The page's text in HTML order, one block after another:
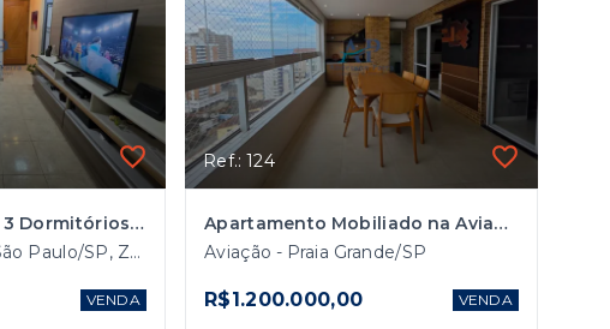
Apartamento com 3 Dormitórios na Vila Monumento em São Paulo.
Vila Monumento - São Paulo/SP, Zona Sul
VENDA
Ref.: 124
Apartamento Mobiliado na Aviação em Praia Grande com 3 Dormitórios Vista Mar
Aviação - Praia Grande/SP
R$1.200.000,00 VENDA